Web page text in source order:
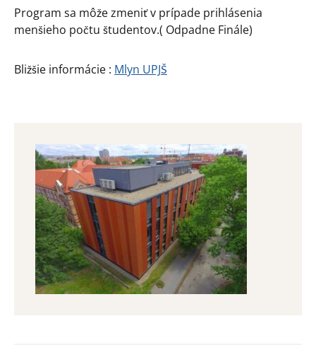
Program sa môže zmeniť v prípade prihlásenia
menšieho počtu študentov.( Odpadne Finále)
Bližšie informácie : Mlyn UPJŠ